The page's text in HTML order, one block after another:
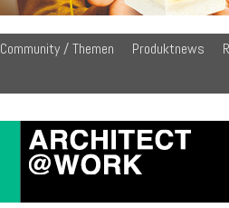
Community / Themen Produktnews